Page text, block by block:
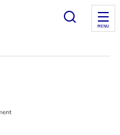
Ouvrir
MENU